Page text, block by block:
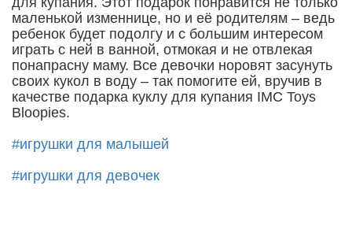
маленькой изменнице, но и её родителям – ведь
ребенок будет подолгу и с большим интересом
играть с ней в ванной, отмокая и не отвлекая
понапрасну маму. Все девочки норовят засунуть
своих кукол в воду – так помогите ей, вручив в
качестве подарка куклу для купания IMC Toys
Bloopies.
#игрушки для малышей
#игрушки для девочек